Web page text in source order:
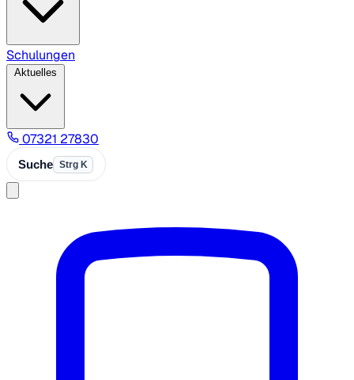
Schulungen
Aktuelles
07321 27830
Suche Strg K